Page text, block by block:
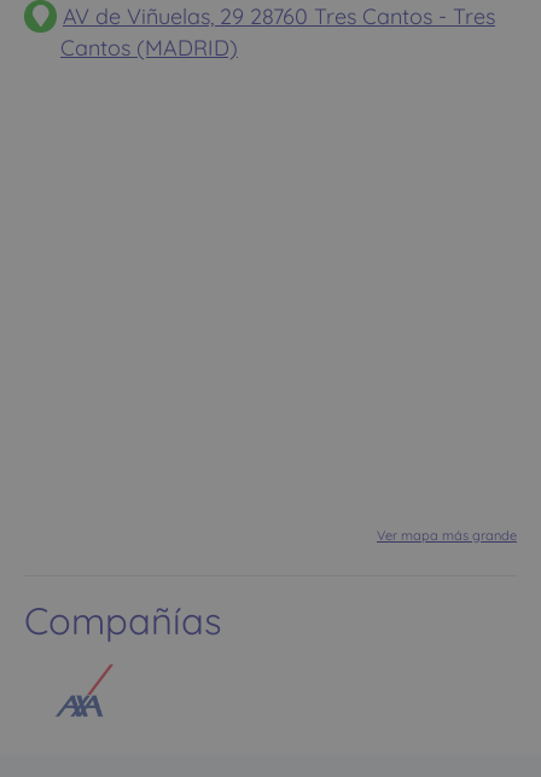
AV de Viñuelas, 29 28760 Tres Cantos - Tres
Cantos (MADRID)
Ver mapa más grande
Compañías